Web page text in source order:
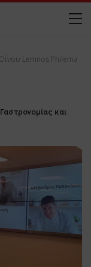
Lemnos Philema
και